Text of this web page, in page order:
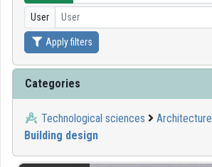
Organizations
User User
Apply filters
Categories
Technological sciences Architecture
Building design